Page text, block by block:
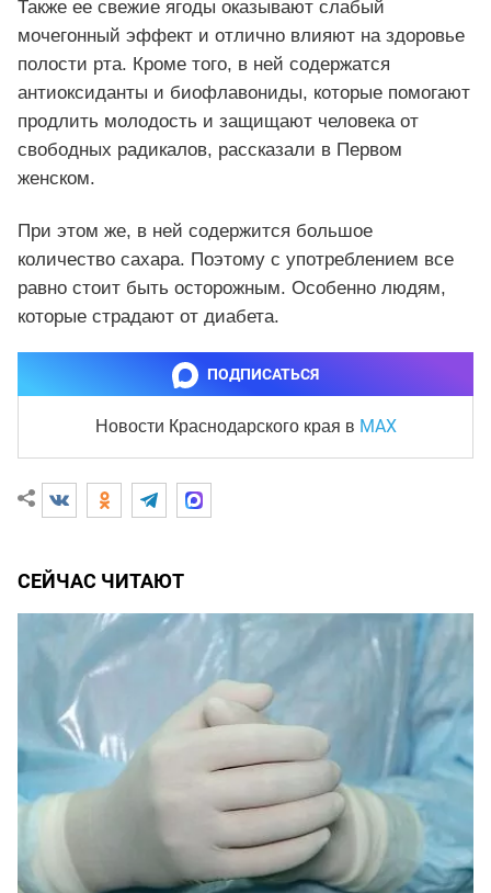
Также ее свежие ягоды оказывают слабый
мочегонный эффект и отлично влияют на здоровье
полости рта. Кроме того, в ней содержатся
антиоксиданты и биофлавониды, которые помогают
продлить молодость и защищают человека от
свободных радикалов, рассказали в Первом
женском.
При этом же, в ней содержится большое
количество сахара. Поэтому с употреблением все
равно стоит быть осторожным. Особенно людям,
которые страдают от диабета.
ПОДПИСАТЬСЯ
Новости Краснодарского края в MAX
СЕЙЧАС ЧИТАЮТ